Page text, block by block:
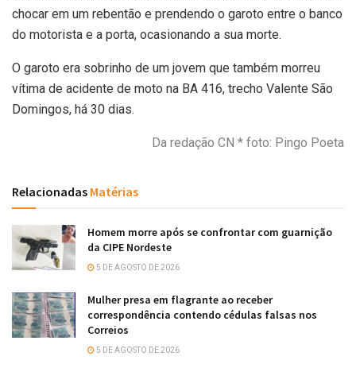
chocar em um rebentão e prendendo o garoto entre o banco
do motorista e a porta, ocasionando a sua morte.
O garoto era sobrinho de um jovem que também morreu
vítima de acidente de moto na BA 416, trecho Valente São
Domingos, há 30 dias.
Da redação CN * foto: Pingo Poeta
Relacionadas Matérias
Homem morre após se confrontar com guarnição
da CIPE Nordeste
5 DE AGOSTO DE 2026
Mulher presa em flagrante ao receber
correspondência contendo cédulas falsas nos
Correios
5 DE AGOSTO DE 2026